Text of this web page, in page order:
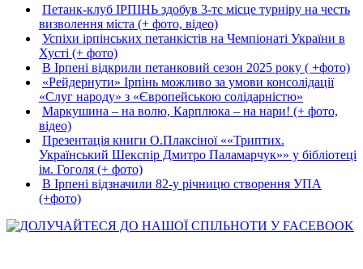
Петанк-клуб ІРПІНЬ здобув 3-тє місце турніру на честь
визволення міста (+ фото, відео)
Успіхи ірпінських петанкістів на Чемпіонаті України в
Хусті (+ фото)
В Ірпені відкрили петанковий сезон 2025 року ( +фото)
«Рейдернути» Ірпінь можливо за умови консолідації
«Слуг народу» з «Європейською солідарністю»
Маркушина – на волю, Карплюка – на нари! (+ фото,
відео)
Презентація книги О.Плаксіної ««Триптих.
Український Шекспір Дмитро Паламарчук»» у бібліотеці
ім. Гоголя (+ фото)
В Ірпені відзначили 82-у річницю створення УПА
(+фото)